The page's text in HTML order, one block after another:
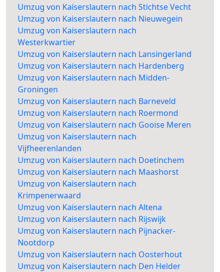
Umzug von Kaiserslautern nach Stichtse Vecht
Umzug von Kaiserslautern nach Nieuwegein
Umzug von Kaiserslautern nach
Westerkwartier
Umzug von Kaiserslautern nach Lansingerland
Umzug von Kaiserslautern nach Hardenberg
Umzug von Kaiserslautern nach Midden-
Groningen
Umzug von Kaiserslautern nach Barneveld
Umzug von Kaiserslautern nach Roermond
Umzug von Kaiserslautern nach Gooise Meren
Umzug von Kaiserslautern nach
Vijfheerenlanden
Umzug von Kaiserslautern nach Doetinchem
Umzug von Kaiserslautern nach Maashorst
Umzug von Kaiserslautern nach
Krimpenerwaard
Umzug von Kaiserslautern nach Altena
Umzug von Kaiserslautern nach Rijswijk
Umzug von Kaiserslautern nach Pijnacker-
Nootdorp
Umzug von Kaiserslautern nach Oosterhout
Umzug von Kaiserslautern nach Den Helder